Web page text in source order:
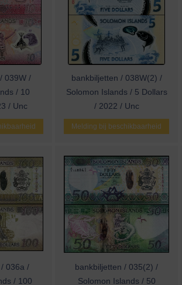
039W /
/ 10
/ Unc
bankbiljetten / 038W(2) /
Solomon Islands / 5 Dollars
/ 2022 / Unc
Melding bij beschikbaarheid
036a /
/ 100
bankbiljetten / 035(2) /
Solomon Islands / 50